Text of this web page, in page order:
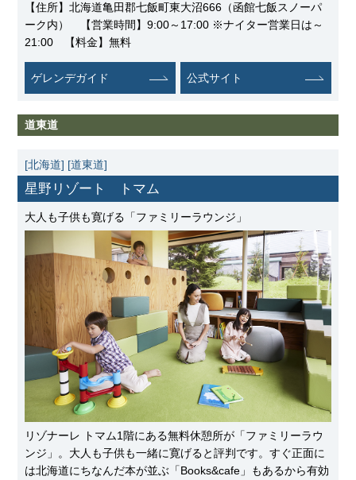
【住所】北海道亀田郡七飯町東大沼666（函館七飯スノーパ
ーク内） 【営業時間】9:00～17:00 ※ナイター営業日は～
21:00 【料金】無料
ゲレンデガイド 公式サイト
道東道
[北海道] [道東道]
星野リゾート トマム
大人も子供も寛げる「ファミリーラウンジ」
リゾナーレ トマム1階にある無料休憩所が「ファミリーラウ
ンジ」。大人も子供も一緒に寛げると評判です。すぐ正面に
は北海道にちなんだ本が並ぶ「Books&cafe」もあるから有効